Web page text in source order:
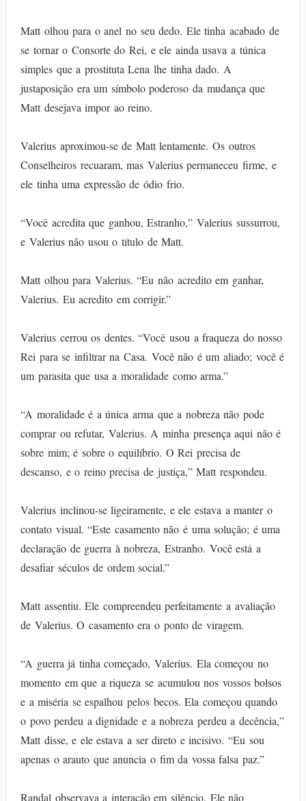
Matt olhou para o anel no seu dedo. Ele tinha acabado de
se tornar o Consorte do Rei, e ele ainda usava a túnica
simples que a prostituta Lena lhe tinha dado. A
justaposição era um símbolo poderoso da mudança que
Matt desejava impor ao reino.
Valerius aproximou-se de Matt lentamente. Os outros
Conselheiros recuaram, mas Valerius permaneceu firme, e
ele tinha uma expressão de ódio frio.
“Você acredita que ganhou, Estranho,” Valerius sussurrou,
e Valerius não usou o título de Matt.
Matt olhou para Valerius. “Eu não acredito em ganhar,
Valerius. Eu acredito em corrigir.”
Valerius cerrou os dentes. “Você usou a fraqueza do nosso
Rei para se infiltrar na Casa. Você não é um aliado; você é
um parasita que usa a moralidade como arma.”
“A moralidade é a única arma que a nobreza não pode
comprar ou refutar, Valerius. A minha presença aqui não é
sobre mim; é sobre o equilíbrio. O Rei precisa de
descanso, e o reino precisa de justiça,” Matt respondeu.
Valerius inclinou-se ligeiramente, e ele estava a manter o
contato visual. “Este casamento não é uma solução; é uma
declaração de guerra à nobreza, Estranho. Você está a
desafiar séculos de ordem social.”
Matt assentiu. Ele compreendeu perfeitamente a avaliação
de Valerius. O casamento era o ponto de viragem.
“A guerra já tinha começado, Valerius. Ela começou no
momento em que a riqueza se acumulou nos vossos bolsos
e a miséria se espalhou pelos becos. Ela começou quando
o povo perdeu a dignidade e a nobreza perdeu a decência,”
Matt disse, e ele estava a ser direto e incisivo. “Eu sou
apenas o arauto que anuncia o fim da vossa falsa paz.”
Randal observava a interação em silêncio. Ele não